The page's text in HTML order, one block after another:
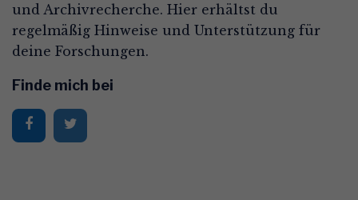
und Archivrecherche. Hier erhältst du
regelmäßig Hinweise und Unterstützung für
deine Forschungen.
Finde mich bei